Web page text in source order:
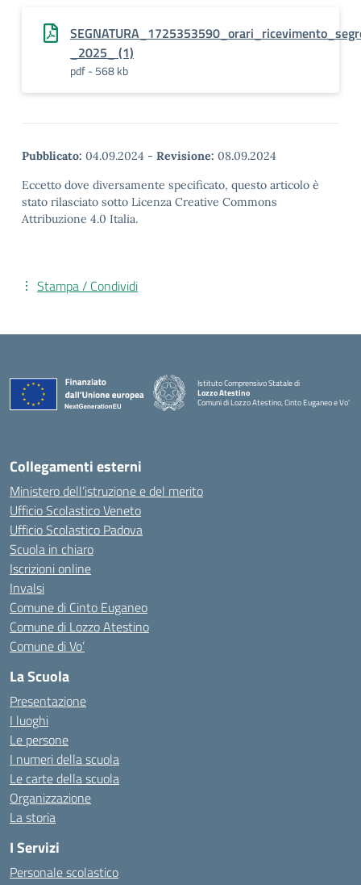
_2025_ (1)
pdf - 568 kb
Pubblicato: 04.09.2024 - Revisione: 08.09.2024
Eccetto dove diversamente specificato, questo articolo è
stato rilasciato sotto Licenza Creative Commons
Attribuzione 4.0 Italia.
Stampa / Condividi
Istituto Comprensivo Statale di
Lozzo Atestino
Comuni di Lozzo Atestino, Cinto Euganeo e Vo'
— Visita la pagina iniziale della scuola
Collegamenti esterni
Ministero dell’istruzione e del merito
Ufficio Scolastico Veneto
Ufficio Scolastico Padova
Scuola in chiaro
Iscrizioni online
Invalsi
Comune di Cinto Euganeo
Comune di Lozzo Atestino
Comune di Vo’
La Scuola
Presentazione
I luoghi
Le persone
I numeri della scuola
Le carte della scuola
Organizzazione
La storia
I Servizi
Personale scolastico